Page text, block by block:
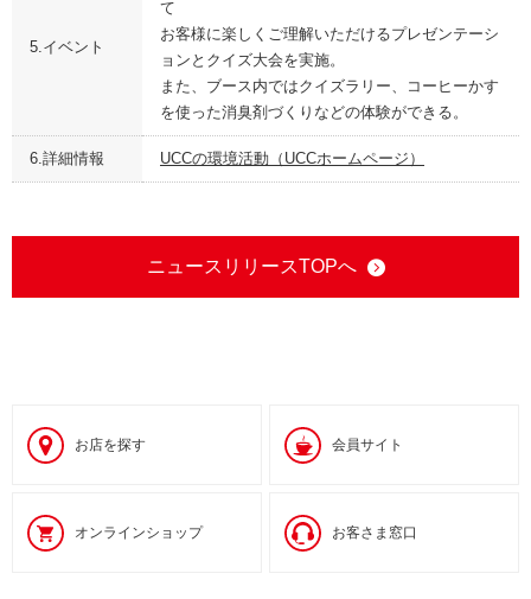
5.イベント
て
お客様に楽しくご理解いただけるプレゼンテーシ
ョンとクイズ大会を実施。
また、ブース内ではクイズラリー、コーヒーかす
を使った消臭剤づくりなどの体験ができる。
6.詳細情報 UCCの環境活動（UCCホームページ）
ニュースリリースTOPへ
お店を探す 会員サイト
オンラインショップ お客さま窓口